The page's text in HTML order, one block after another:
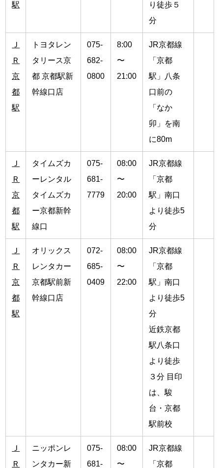
駅
り徒歩５
分
Ｊ
Ｒ
京
都
駅
トヨタレン
タリース京
都 京都駅新
幹線口店
075-
682-
0800
8:00
〜
21:00
JR京都線
「京都
駅」八条
口前の
「なか
卯」を南
に80m
Ｊ
Ｒ
京
都
駅
タイムズカ
ーレンタル
タイムズカ
ー京都新幹
線口
075-
681-
7779
08:00
〜
20:00
JR京都線
「京都
駅」南口
より徒歩5
分
Ｊ
Ｒ
京
都
駅
オリックス
レンタカー
京都駅前新
幹線口店
072-
685-
0409
08:00
〜
22:00
JR京都線
「京都
駅」南口
より徒歩5
分
近鉄京都
駅八条口
より徒歩
３分 目印
は、駿
台・京都
駅前校
Ｊ
Ｒ
ニッポンレ
ンタカー新
075-
681-
08:00
〜
JR京都線
「京都